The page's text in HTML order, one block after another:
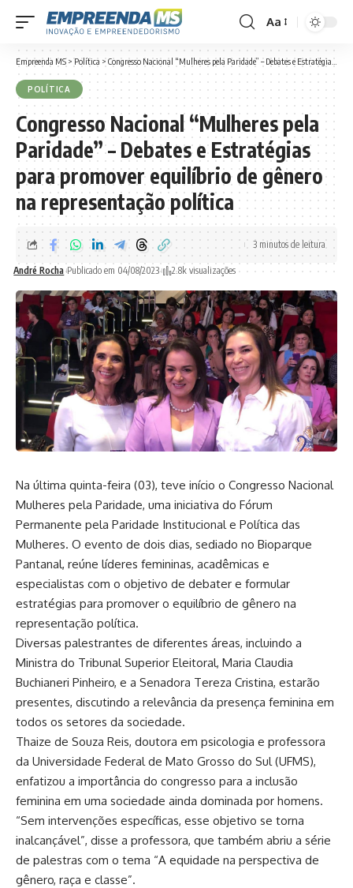
Font
Resizer
Aa
Empreenda MS>Política >Congresso Nacional “Mulheres pela Paridade” – Debates e Estratégias para promover equilíbrio de gênero na representação política
POLÍTICA
Congresso Nacional “Mulheres pela
Paridade” – Debates e Estratégias
para promover equilíbrio de gênero
na representação política
André Rocha Publicado em 04/08/2023 2.8k visualizações
3 minutos de leitura
Na última quinta-feira (03), teve início o Congresso Nacional
Mulheres pela Paridade, uma iniciativa do Fórum
Permanente pela Paridade Institucional e Política das
Mulheres. O evento de dois dias, sediado no Bioparque
Pantanal, reúne líderes femininas, acadêmicas e
especialistas com o objetivo de debater e formular
estratégias para promover o equilíbrio de gênero na
representação política.
Diversas palestrantes de diferentes áreas, incluindo a
Ministra do Tribunal Superior Eleitoral, Maria Claudia
Buchianeri Pinheiro, e a Senadora Tereza Cristina, estarão
presentes, discutindo a relevância da presença feminina em
todos os setores da sociedade.
Thaize de Souza Reis, doutora em psicologia e professora
da Universidade Federal de Mato Grosso do Sul (UFMS),
enfatizou a importância do congresso para a inclusão
feminina em uma sociedade ainda dominada por homens.
“Sem intervenções específicas, esse objetivo se torna
inalcançável”, disse a professora, que também abriu a série
de palestras com o tema “A equidade na perspectiva de
gênero, raça e classe”.